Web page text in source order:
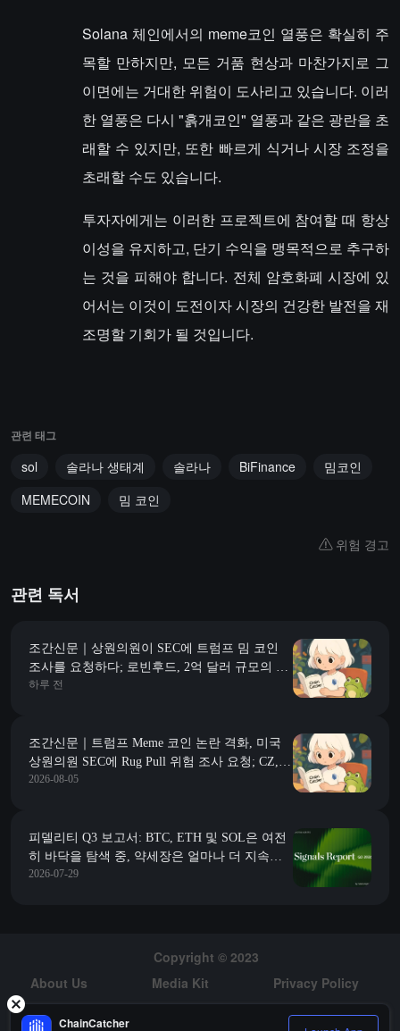
Solana 체인에서의 meme코인 열풍은 확실히 주
목할 만하지만, 모든 거품 현상과 마찬가지로 그
이면에는 거대한 위험이 도사리고 있습니다. 이러
한 열풍은 다시 "흙개코인" 열풍과 같은 광란을 초
래할 수 있지만, 또한 빠르게 식거나 시장 조정을
초래할 수도 있습니다.
투자자에게는 이러한 프로젝트에 참여할 때 항상
이성을 유지하고, 단기 수익을 맹목적으로 추구하
는 것을 피해야 합니다. 전체 암호화폐 시장에 있
어서는 이것이 도전이자 시장의 건강한 발전을 재
조명할 기회가 될 것입니다.
관련 태그
sol 솔라나 생태계 솔라나 BiFinance
밈코인
MEMECOIN
밈 코인
위험 경고
관련 독서
조간신문｜상원의원이 SEC에 트럼프 밈 코인
조사를 요청하다; 로빈후드, 2억 달러 규모의 벤
처 캐피탈 펀드 출시, Y 컴비네이터 초기 프로젝
하루 전
조간신문｜트럼프 Meme 코인 논란 격화, 미국
상원의원 SEC에 Rug Pull 위험 조사 요청; CZ,
BTC 분실 데이터에 응답, 데이터가 정확하다면
2026-08-05
피델리티 Q3 보고서: BTC, ETH 및 SOL은 여전
히 바닥을 탐색 중, 약세장은 얼마나 더 지속될
까?
2026-07-29
Copyright © 2023
About Us
Media Kit
Privacy Policy
Risk Warning
Hiring
ChainCatcher